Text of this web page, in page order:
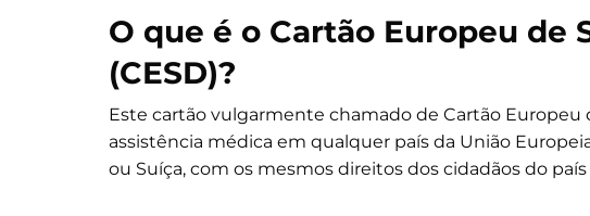
O que é o Cartão Europeu de
(CESD)?
Este cartão vulgarmente chamado de Cartão Europeu
assistência médica em qualquer país da União
ou Suíça, com os mesmos direitos dos cidadãos do